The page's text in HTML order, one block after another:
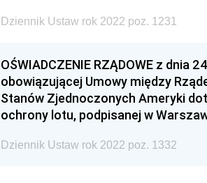
Dziennik Ustaw rok 2022 poz. 1231
OŚWIADCZENIE RZĄDOWE z dnia
obowiązującej Umowy między
Stanów Zjednoczonych Ameryki
ochrony lotu, podpisanej w
Dziennik Ustaw rok 2022 poz. 1332